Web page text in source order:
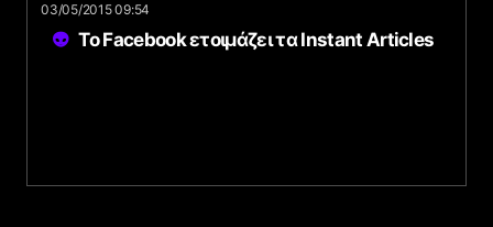
03/05/2015 09:54
Το Facebook ετοιμάζει τα Instant Articles